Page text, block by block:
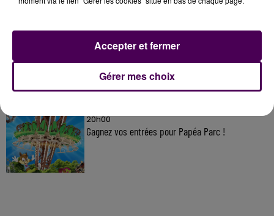
Gagnez vos pass pour le V and B Fest' 2026 !
Inscrivez-vous au casting The Voice & The Voice
Kids !
20h00
Gagnez vos entrées pour Papéa Parc !
Gérer mes choix
Accepter et fermer